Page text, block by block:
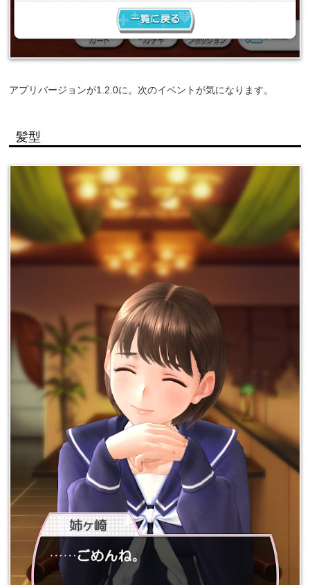
アプリバージョンが1.2.0に。次のイベントが気になります。
髪型